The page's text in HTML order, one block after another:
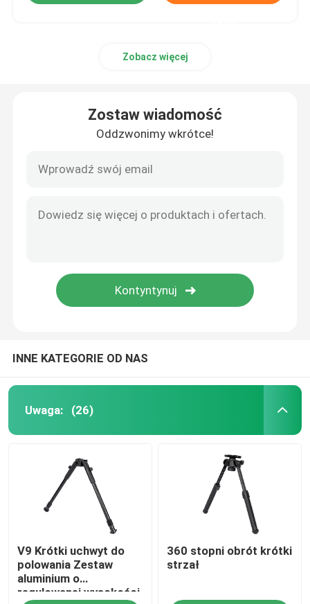
Zobacz więcej
Zostaw wiadomość
Oddzwonimy wkrótce!
INNE KATEGORIE OD NAS
Uwaga: (26)
V9 Krótki uchwyt do
polowania Zestaw
aluminium o
regulowanej wysokości
360 stopni obrót krótki
strzał